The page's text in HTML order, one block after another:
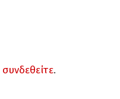
συνδεθείτε.